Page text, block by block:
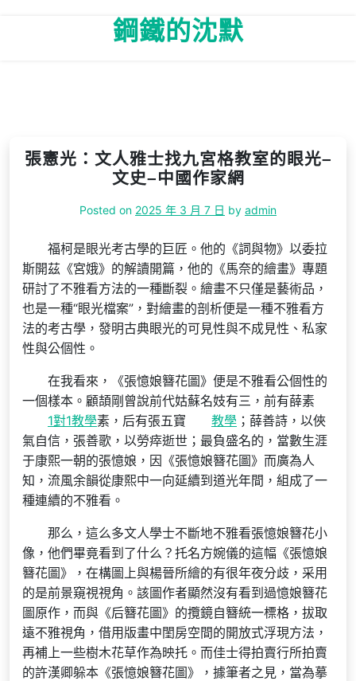
鋼鐵的沈默
張憲光：文人雅士找九宮格教室的眼光–
文史–中國作家網
Posted on 2025 年 3 月 7 日 by admin
福柯是眼光考古學的巨匠。他的《詞與物》以委拉
斯開茲《宮娥》的解讀開篇，他的《馬奈的繪畫》專題
研討了不雅看方法的一種斷裂。繪畫不只僅是藝術品，
也是一種“眼光檔案”，對繪畫的剖析便是一種不雅看方
法的考古學，發明古典眼光的可見性與不成見性、私家
性與公個性。
在我看來，《張憶娘簪花圖》便是不雅看公個性的
一個樣本。顧頡剛曾說前代姑蘇名妓有三，前有薛素
1對1教學素，后有張五寶 教學 ；薛善詩，以俠
氣自信，張善歌，以勞瘁逝世；最負盛名的，當數生涯
于康熙一朝的張憶娘，因《張憶娘簪花圖》而廣為人
知，流風余韻從康熙中一向延續到道光年間，組成了一
種連續的不雅看。
那么，這么多文人學士不斷地不雅看張憶娘簪花小
像，他們畢竟看到了什么？托名方婉儀的這幅《張憶娘
簪花圖》，在構圖上與楊晉所繪的有很年夜分歧，采用
的是前景窺視視角。該圖作者顯然沒有看到過憶娘簪花
圖原作，而與《后簪花圖》的攬鏡自簪統一標格，拔取
遠不雅視角，借用版畫中閨房空間的開放式浮現方法，
再補上一些樹木花草作為映托。而佳士得拍賣行所拍賣
的許漢卿躲本《張憶娘簪花圖》，據筆者之見，當為摹